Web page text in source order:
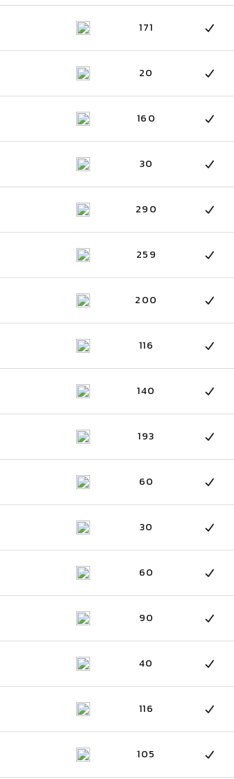
171
20
160
30
290
259
200
116
140
193
60
30
60
90
40
116
105